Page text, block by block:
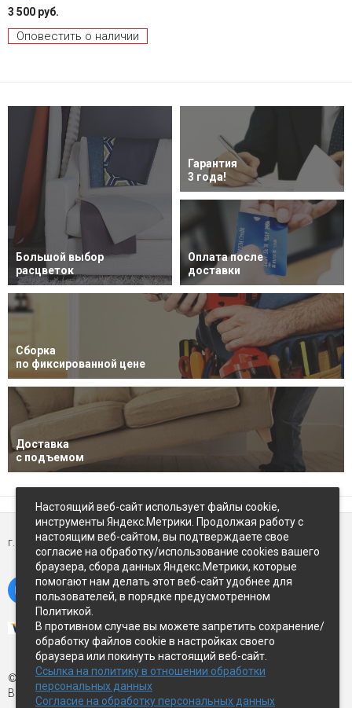
3 500 руб.
Оповестить о наличии
Большой выбор
расцветок
Гарантия
3 года!
Оплата после
доставки
Сборка
по фиксированной цене
Доставка
с подъемом
г. Петропавловск-Камчатский,ул Восточное-шоссе, д.5
© Экспострой, 2026 г.
Все права защищены
Настоящий веб-сайт использует файлы cookie,
инструменты Яндекс.Метрики. Продолжая работу с
настоящим веб-сайтом, вы подтверждаете свое
согласие на обработку/использование cookies вашего
браузера, сбора данных Яндекс.Метрики, которые
помогают нам делать этот веб-сайт удобнее для
пользователей, в порядке предусмотренном
Политикой.
В противном случае вы можете запретить сохранение/
обработку файлов cookie в настройках своего
браузера или покинуть настоящий веб-сайт.
Ссылка на политику в отношении обработки
персональных данных
Согласие на обработку персональных данных